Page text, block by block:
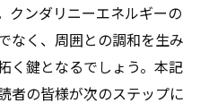
クンダリニーエネルギーの
なく、周囲との調和を生み
く鍵となるでしょう。本記
者の皆様が次のステップに